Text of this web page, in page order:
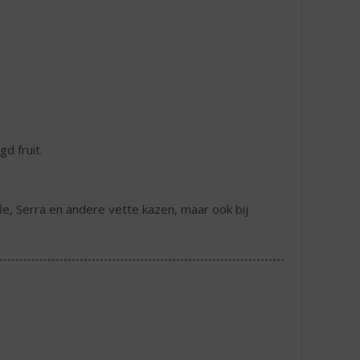
fruit.
Serra en andere vette kazen, maar ook bij